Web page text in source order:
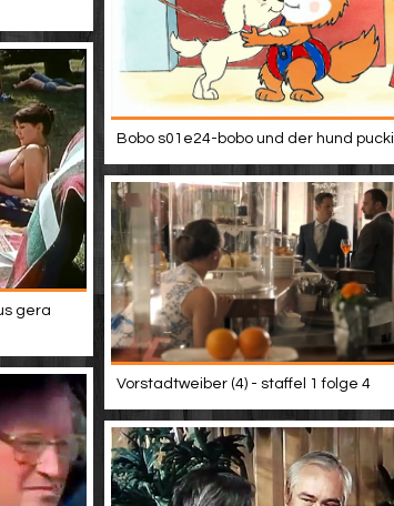
Bobo s01e24-bobo und der hund pucki
gera
Vorstadtweiber (4) - staffel 1 folge 4